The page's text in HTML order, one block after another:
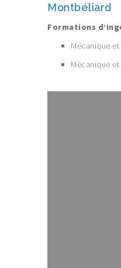
Montbéliard
Formations
Mécanique
Mécanique